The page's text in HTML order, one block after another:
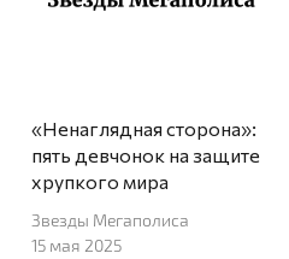
«Ненаглядная сторона»:
пять девчонок на защите
хрупкого мира
Звезды Мегаполиса
15 мая 2025